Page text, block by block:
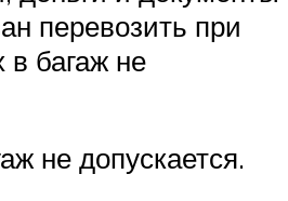
перевозить при
в багаж не
не допускается.